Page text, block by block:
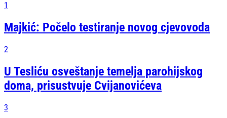
1
Majkić: Počelo testiranje novog cjevovoda
2
U Tesliću osveštanje temelja parohijskog
doma, prisustvuje Cvijanovićeva
3